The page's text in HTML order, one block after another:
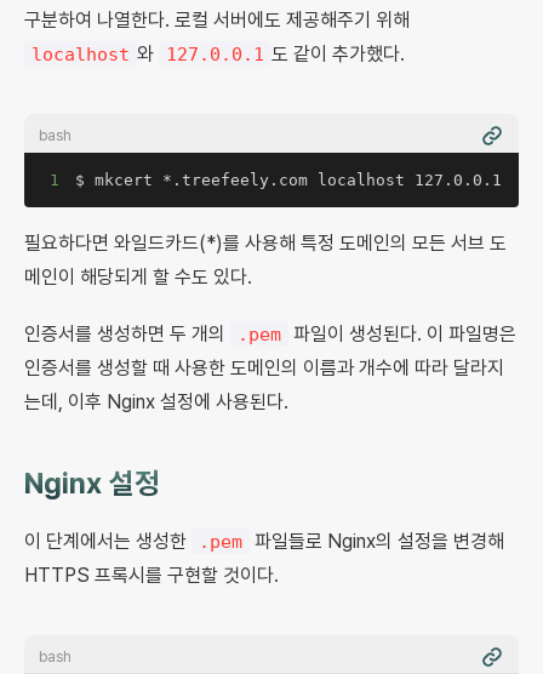
구분하여 나열한다. 로컬 서버에도 제공해주기 위해
localhost 와 127.0.0.1 도 같이 추가했다.
bash
1 $ mkcert *.treefeely.com localhost 127.0.0.1
필요하다면 와일드카드(*)를 사용해 특정 도메인의 모든 서브 도
메인이 해당되게 할 수도 있다.
인증서를 생성하면 두 개의 .pem 파일이 생성된다. 이 파일명은
인증서를 생성할 때 사용한 도메인의 이름과 개수에 따라 달라지
는데, 이후 Nginx 설정에 사용된다.
Nginx 설정
이 단계에서는 생성한 .pem 파일들로 Nginx의 설정을 변경해
HTTPS 프록시를 구현할 것이다.
bash